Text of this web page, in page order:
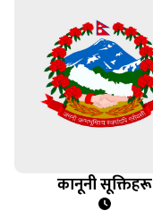
कानूनी सूक्तिहरू